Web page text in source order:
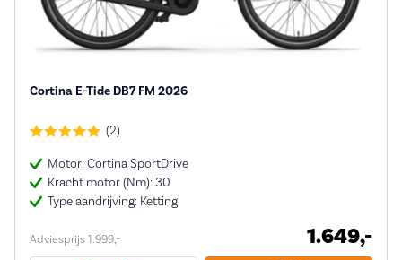
Cortina E-Tide DB7 FM 2026
(2)
Motor: Cortina SportDrive
Kracht motor (Nm): 30
Type aandrijving: Ketting
Adviesprijs 1.999,- 1.649,-